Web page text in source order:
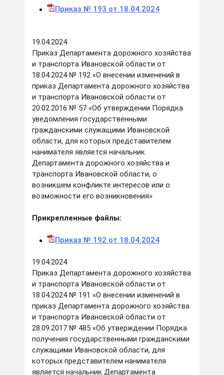
Приказ № 193 от 18.04.2024
19.04.2024
Приказ Департамента дорожного хозяйства
и транспорта Ивановской области от
18.04.2024 № 192 «О внесении изменений в
приказ Департамента дорожного хозяйства
и транспорта Ивановской области от
20.02.2016 № 57 «Об утверждении Порядка
уведомления государственными
гражданскими служащими Ивановской
области, для которых представителем
нанимателя является начальник
Департамента дорожного хозяйства и
транспорта Ивановской области, о
возникшем конфликте интересов или о
возможности его возникновения»
Прикрепленные файлы:
Приказ № 192 от 18.04.2024
19.04.2024
Приказ Департамента дорожного хозяйства
и транспорта Ивановской области от
18.04.2024 № 191 «О внесении изменений в
приказ Департамента дорожного хозяйства
и транспорта Ивановской области от
28.09.2017 № 485 «Об утверждении Порядка
получения государственными гражданскими
служащими Ивановской области, для
которых представителем нанимателя
является начальник Департамента